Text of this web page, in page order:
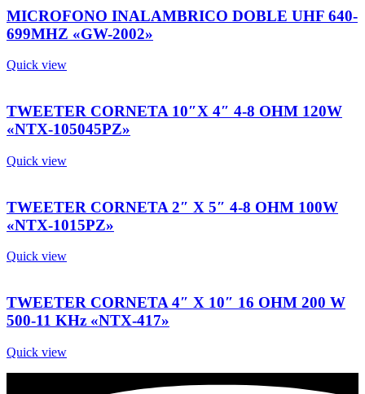
MICROFONO INALAMBRICO DOBLE UHF 640-
699MHZ «GW-2002»
Quick view
TWEETER CORNETA 10″X 4″ 4-8 OHM 120W
«NTX-105045PZ»
Quick view
TWEETER CORNETA 2″ X 5″ 4-8 OHM 100W
«NTX-1015PZ»
Quick view
TWEETER CORNETA 4″ X 10″ 16 OHM 200 W
500-11 KHz «NTX-417»
Quick view